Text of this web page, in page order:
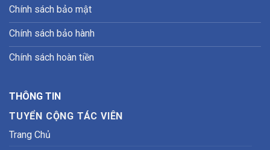
Chính sách bảo mật
Chính sách bảo hành
Chính sách hoàn tiền
THÔNG TIN
TUYỂN CỘNG TÁC VIÊN
Trang Chủ